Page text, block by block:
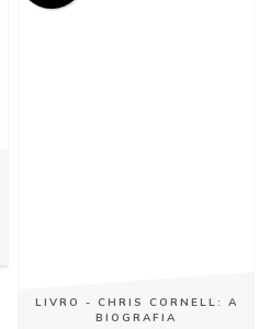
LIVRO - CHRIS CORNELL: A
BIOGRAFIA